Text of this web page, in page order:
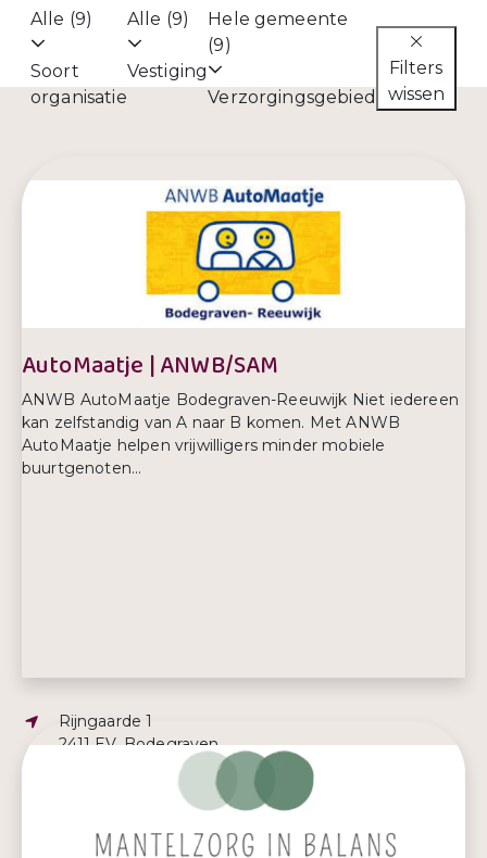
Alle (9)
Soort
organisatie
Alle (9)
Vestiging
Hele gemeente
(9)
Verzorgingsgebied
Filters
wissen
AutoMaatje | ANWB/SAM
ANWB AutoMaatje Bodegraven-Reeuwijk Niet iedereen
kan zelfstandig van A naar B komen. Met ANWB
AutoMaatje helpen vrijwilligers minder mobiele
buurtgenoten...
Adres:
Rijngaarde 1
2411 EV, Bodegraven
automaatje@samvrijwilligers.nl
Telefoonnummer:
06-19860304